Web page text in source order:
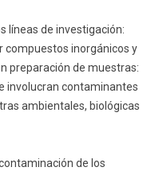
líneas de investigación:
compuestos inorgánicos y
preparación de muestras:
involucran contaminantes
ambientales, biológicas
de los